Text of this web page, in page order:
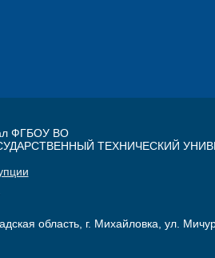
ФГБОУ ВО
ТЕХНИЧЕСКИЙ
область, г. Михайловка, ул.